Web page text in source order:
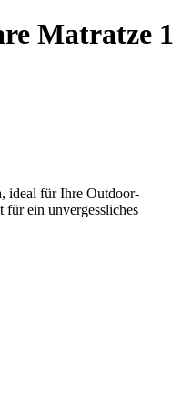
Matratze 1
ideal für Ihre Outdoor-
ein unvergessliches